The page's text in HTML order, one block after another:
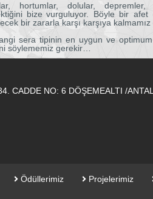
hortumlar, dolular,
bize vurguluyor. Böyle bir afet
bir zararla karşı karşıya kalmamız
sera tipinin en uygun ve
söylememiz gerekir…
CADDE NO: 6 DÖŞEMEALTI /
Ödüllerimiz Projelerimiz